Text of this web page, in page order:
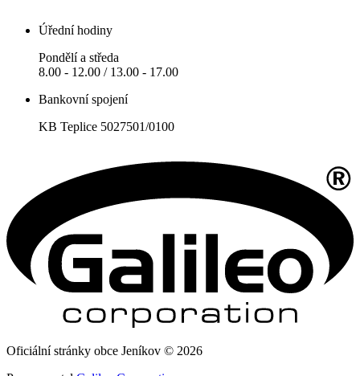
Úřední hodiny
Pondělí a středa
8.00 - 12.00 / 13.00 - 17.00
Bankovní spojení
KB Teplice 5027501/0100
Oficiální stránky obce Jeníkov © 2026